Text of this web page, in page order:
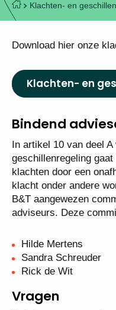
Klachten- en
Download hier onze
Klachten- en
Bindend
In artikel 10 van deel
geschillenregeling
klachten door een
klacht onder andere
B&T aangewezen
adviseurs. Deze
Hilde Mertens
Sandra Schreuder
Rick de Wit
Vragen